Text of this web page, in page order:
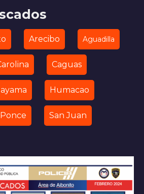
Arecibo Aguadilla
Caguas
Humacao
Ponce San Juan